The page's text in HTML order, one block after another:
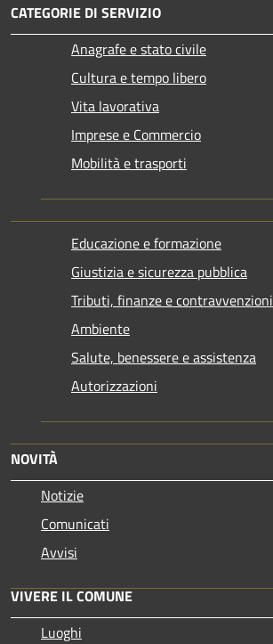
CATEGORIE DI SERVIZIO
Anagrafe e stato civile
Cultura e tempo libero
Vita lavorativa
Imprese e Commercio
Mobilità e trasporti
Educazione e formazione
Giustizia e sicurezza pubblica
Tributi, finanze e contravvenzioni
Ambiente
Salute, benessere e assistenza
Autorizzazioni
NOVITÀ
Notizie
Comunicati
Avvisi
VIVERE IL COMUNE
Luoghi